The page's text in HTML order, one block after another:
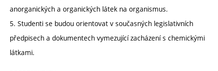
anorganických a organických látek na organismus.
5. Studenti se budou orientovat v současných legislativních
předpisech a dokumentech vymezující zacházení s chemickými
látkami.